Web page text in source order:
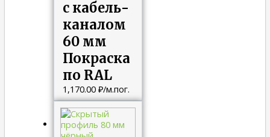
с кабель-
каналом
60 мм
Покраска
по RAL
1,170.00₽/м.пог.